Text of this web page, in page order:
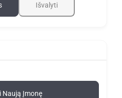
Išvalyti
Naują Įmonę